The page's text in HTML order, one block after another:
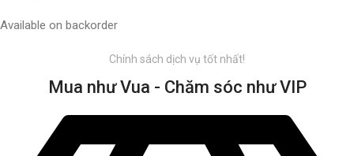
Available on backorder
Chính sách dịch vụ tốt nhất!
Mua như Vua - Chăm sóc như VIP